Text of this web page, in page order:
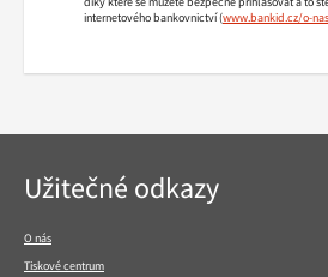
internetového bankovnictví (www.bankid.cz/o-nas
Navigace
v
Užitečné odkazy
O nás
Tiskové centrum